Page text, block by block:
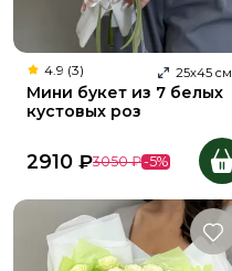
4.9 (3) 25х45 см
Мини букет из 7 белых
кустовых роз
2910 ₽3050 ₽-5%